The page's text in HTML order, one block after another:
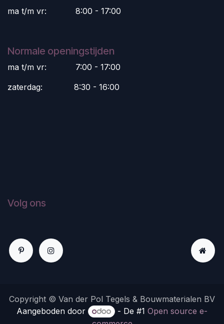
ma t/m vr:
​8:00 - 17:00
Normale openingstijden
ma t/m vr:
​7:00 - 17:00
zaterdag:
​8:30 - 16:00
Volg ons
Copyright © Van der Pol Tegels & Bouwmaterialen BV
Aangeboden door
- De #1Open source e-